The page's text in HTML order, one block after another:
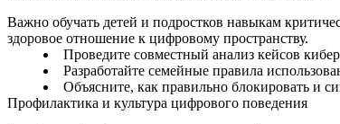
Важно обучать детей и подростков навыкам
здоровое отношение к цифровому пространству.
Проведите совместный анализ кейсов
Разработайте семейные правила
Объясните, как правильно блокировать и
Профилактика и культура цифрового поведения